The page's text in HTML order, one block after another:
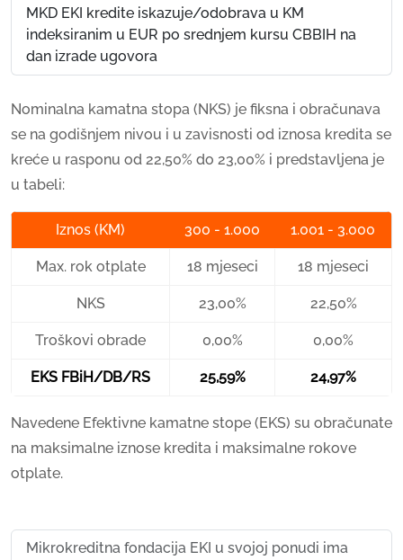
MKD EKI kredite iskazuje/odobrava u KM
indeksiranim u EUR po srednjem kursu CBBIH na
dan izrade ugovora
Nominalna kamatna stopa (NKS) je fiksna i obračunava
se na godišnjem nivou i u zavisnosti od iznosa kredita se
kreće u rasponu od 22,50% do 23,00% i predstavljena je
u tabeli:
Iznos (KM) 300 - 1.000 1.001 - 3.000
Max. rok otplate 18 mjeseci 18 mjeseci
NKS 23,00% 22,50%
Troškovi obrade 0,00% 0,00%
EKS FBiH/DB/RS 25,59% 24,97%
Navedene Efektivne kamatne stope (EKS) su obračunate
na maksimalne iznose kredita i maksimalne rokove
otplate.
Mikrokreditna fondacija EKI u svojoj ponudi ima